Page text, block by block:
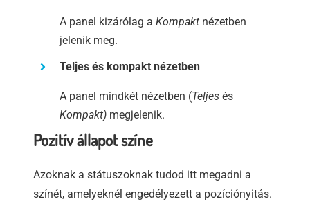
A panel kizárólag aKompakt nézetben
jelenik meg.
Teljes és kompakt nézetben
A panel mindkét nézetben (Teljes és
Kompakt) megjelenik.
Pozitív állapot színe
Azoknak a státuszoknak tudod itt megadni a
színét, amelyeknél engedélyezett a pozíciónyitás.